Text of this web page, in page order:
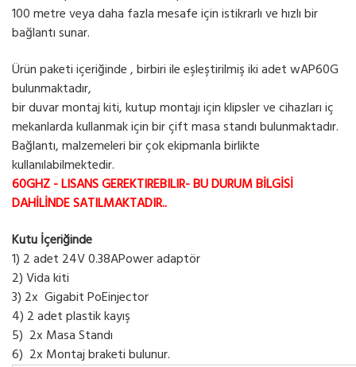
100 metre veya daha fazla mesafe için istikrarlı ve hızlı bir
bağlantı sunar.
Ürün paketi içeriğinde , birbiri ile eşleştirilmiş iki adet wAP60G
bulunmaktadır,
bir duvar montaj kiti, kutup montajı için klipsler ve cihazları iç
mekanlarda kullanmak için bir çift masa standı bulunmaktadır.
Bağlantı, malzemeleri bir çok ekipmanla birlikte
kullanılabilmektedir.
60GHZ - LISANS GEREKTIREBILIR- BU DURUM BİLGİSİ
DAHİLİNDE SATILMAKTADIR..
Kutu İçeriğinde
1) 2 adet 24V 0.38APower adaptör
2) Vida kiti
3) 2x Gigabit PoEinjector
4) 2 adet plastik kayış
5) 2x Masa Standı
6) 2x Montaj braketi bulunur.